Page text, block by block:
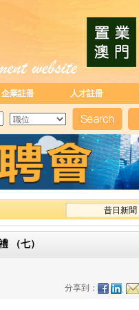
企業註冊 人才註冊
昔日新聞
（七）
分享到：